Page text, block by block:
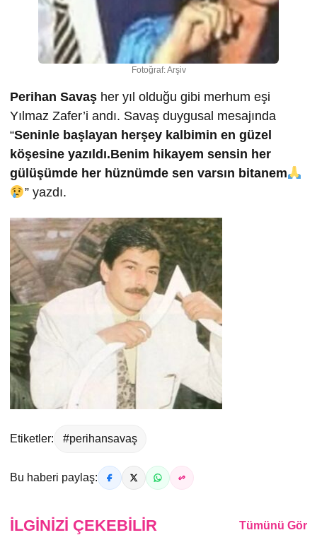
Fotoğraf: Arşiv
Perihan Savaş her yıl olduğu gibi merhum eşi
Yılmaz Zafer’i andı. Savaş duygusal mesajında
“Seninle başlayan herşey kalbimin en güzel
köşesine yazıldı.Benim hikayem sensin her
gülüşümde her hüznümde sen varsın bitanem
” yazdı.
Etiketler: #perihansavaş
Bu haberi paylaş:
İLGINIZI ÇEKEBILIR Tümünü Gör